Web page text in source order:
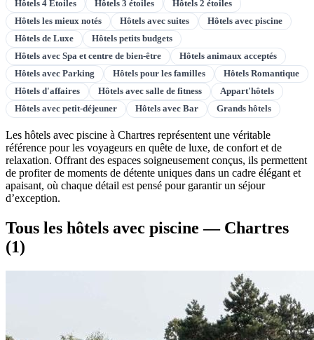
Hôtels 4 Étoiles Hôtels 3 étoiles
Hôtels 2 étoiles
Hôtels les mieux notés
Hôtels avec suites
Hôtels avec piscine
Hôtels de Luxe
Hôtels petits budgets
Hôtels avec Spa et centre de bien-être
Hôtels animaux acceptés
Hôtels avec Parking
Hôtels pour les familles
Hôtels Romantique
Hôtels d'affaires
Hôtels avec salle de fitness
Appart'hôtels
Hôtels avec petit-déjeuner
Hôtels avec Bar Grands hôtels
Les hôtels avec piscine à Chartres représentent une véritable
référence pour les voyageurs en quête de luxe, de confort et de
relaxation. Offrant des espaces soigneusement conçus, ils permettent
de profiter de moments de détente uniques dans un cadre élégant et
apaisant, où chaque détail est pensé pour garantir un séjour
d’exception.
Tous les hôtels avec piscine — Chartres
(1)